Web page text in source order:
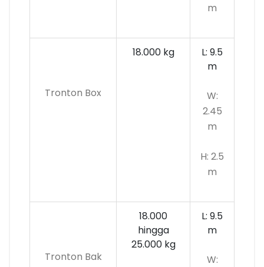
m
Tronton Box
18.000 kg
L: 9.5
m
W:
2.45
m
H: 2.5
m
Tronton Bak
18.000
hingga
25.000 kg
L: 9.5
m
W: